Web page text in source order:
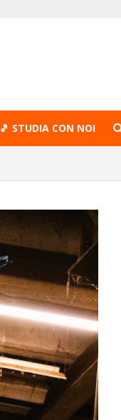
🎵 STUDIA CON NOI